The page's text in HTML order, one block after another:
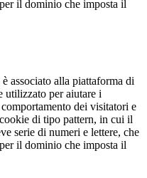
il dominio che imposta il
associato alla piattaforma di
utilizzato per aiutare i
dei visitatori e
di tipo pattern, in cui il
serie di numeri e lettere, che
il dominio che imposta il